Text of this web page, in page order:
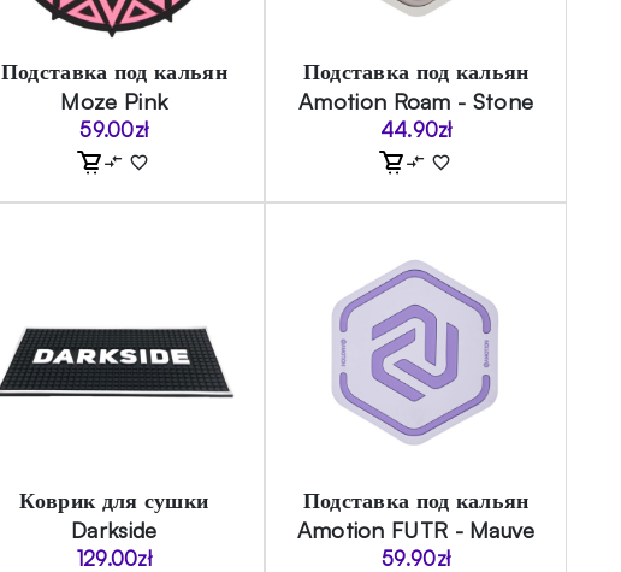
Подставка под кальян
Moze Pink
59.00zł
Подставка под кальян
Amotion Roam - Stone
44.90zł
Коврик для сушки
Darkside
129.00zł
Подставка под кальян
Amotion FUTR - Mauve
59.90zł